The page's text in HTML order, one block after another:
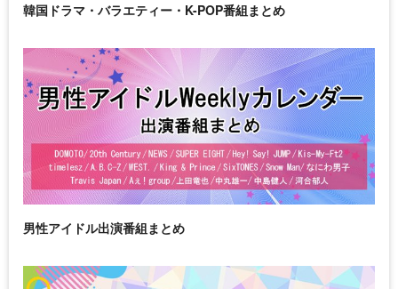
韓国ドラマ・バラエティー・K-POP番組まとめ
男性アイドル出演番組まとめ